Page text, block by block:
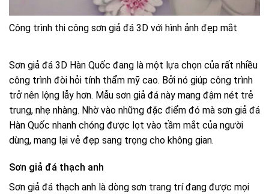
Công trình thi công sơn giả đá 3D với hình ảnh đẹp mắt
Sơn giả đá 3D Hàn Quốc đang là một lựa chọn của rất nhiều
công trình đòi hỏi tính thẩm mỹ cao. Bởi nó giúp công trình
trở nên lộng lẫy hơn. Mẫu sơn giả đá này mang đậm nét trẻ
trung, nhẹ nhàng. Nhờ vào những đặc điểm đó mà sơn giả đá
Hàn Quốc nhanh chóng được lọt vào tầm mắt của người
dùng, mang lại vẻ đẹp sang trọng cho không gian.
Sơn giả đá thạch anh
Sơn giả đá thạch anh là dòng sơn trang trí đang được mọi